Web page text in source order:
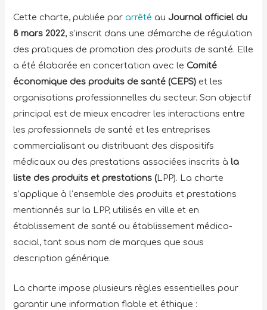
Cette charte, publiée par arrêté au Journal officiel du
8 mars 2022, s’inscrit dans une démarche de régulation
des pratiques de promotion des produits de santé. Elle
a été élaborée en concertation avec le Comité
économique des produits de santé (CEPS) et les
organisations professionnelles du secteur. Son objectif
principal est de mieux encadrer les interactions entre
les professionnels de santé et les entreprises
commercialisant ou distribuant des dispositifs
médicaux ou des prestations associées inscrits àla
liste des produits et prestations (LPP). La charte
s’applique à l’ensemble des produits et prestations
mentionnés sur la LPP, utilisés en ville et en
établissement de santé ou établissement médico-
social, tant sous nom de marques que sous
description générique.
La charte impose plusieurs règles essentielles pour
garantir une information fiable et éthique :